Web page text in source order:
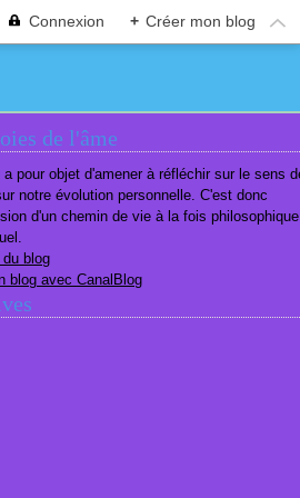
Connexion + Créer mon blog
de l'âme
a pour objet d'amener à réfléchir sur le sens
notre évolution personnelle. C'est donc
d'un chemin de vie à la fois philosophique
blog
blog avec CanalBlog